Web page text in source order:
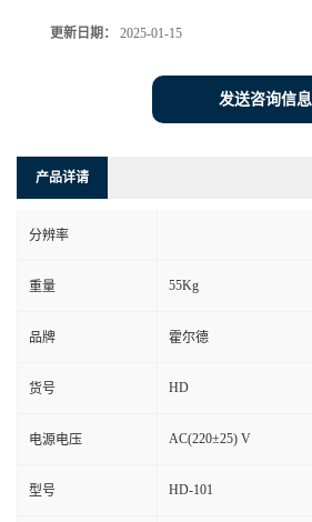
更新日期： 2025-01-15
发送咨询信息
产品详请
分辨率
重量 55Kg
品牌 霍尔德
货号 HD
电源电压 AC(220±25) V
型号 HD-101